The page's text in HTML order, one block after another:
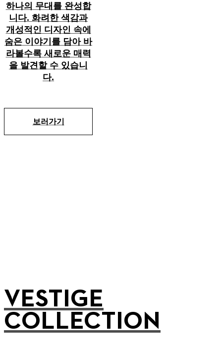
하나의 무대를 완성합
니다. 화려한 색감과
개성적인 디자인 속에
숨은 이야기를 담아 바
라볼수록 새로운 매력
을 발견할 수 있습니
다.
보러가기
VESTIGE
COLLECTION